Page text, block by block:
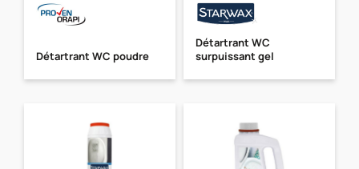
Détartrant WC poudre
Détartrant WC
surpuissant gel